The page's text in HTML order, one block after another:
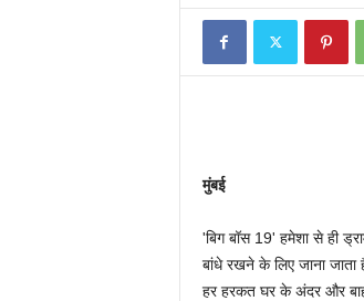
मुंबई
'बिग बॉस 19' हमेशा से ही
बांधे रखने के लिए जाना
हर हरकत घर के अंदर और